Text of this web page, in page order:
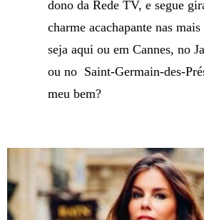
dono da Rede TV, e segue
charme acachapante nas
seja aqui ou em Cannes, no
ou no Saint-Germain-des-
meu bem?